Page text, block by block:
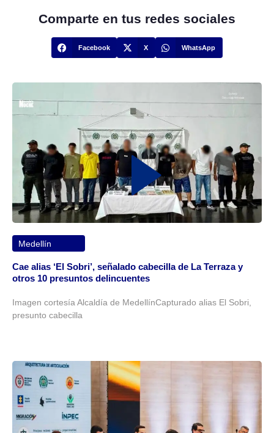
Comparte en tus redes sociales
Facebook X WhatsApp
Medellín
Cae alias ‘El Sobri’, señalado cabecilla de La Terraza y
otros 10 presuntos delincuentes
Imagen cortesía Alcaldía de MedellínCapturado alias El Sobri,
presunto cabecilla